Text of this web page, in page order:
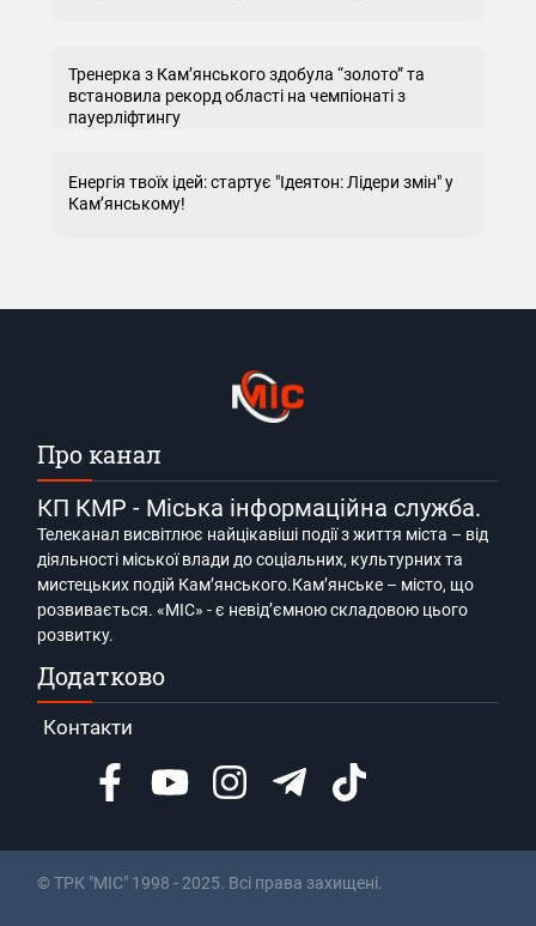
Тренерка з Кам’янського здобула “золото” та
встановила рекорд області на чемпіонаті з
пауерліфтингу
Енергія твоїх ідей: стартує "Ідеятон: Лідери змін" у
Кам’янському!
Про канал
КП КМР - Міська інформаційна служба.
Телеканал висвітлює найцікавіші події з життя міста – від
діяльності міської влади до соціальних, культурних та
мистецьких подій Кам’янського.Кам’янське – місто, що
розвивається. «МІС» - є невід’ємною складовою цього
розвитку.
Додатково
Контакти
© ТРК "МІС" 1998 - 2025. Всі права захищені.